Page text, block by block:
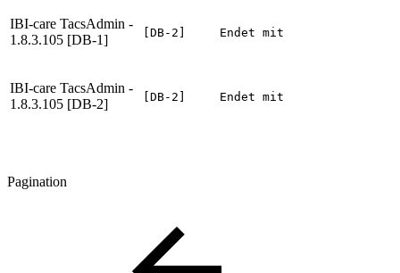
IBI-care TacsAdmin -
1.8.3.105 [DB-1]
[DB-2] Endet mit
IBI-care TacsAdmin -
1.8.3.105 [DB-2]
[DB-2] Endet mit
Pagination